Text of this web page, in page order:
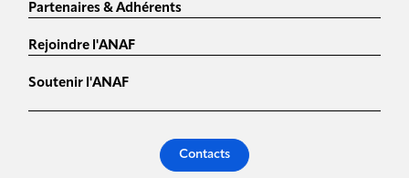
Partenaires & Adhérents
Rejoindre l'ANAF
Soutenir l'ANAF
Contacts